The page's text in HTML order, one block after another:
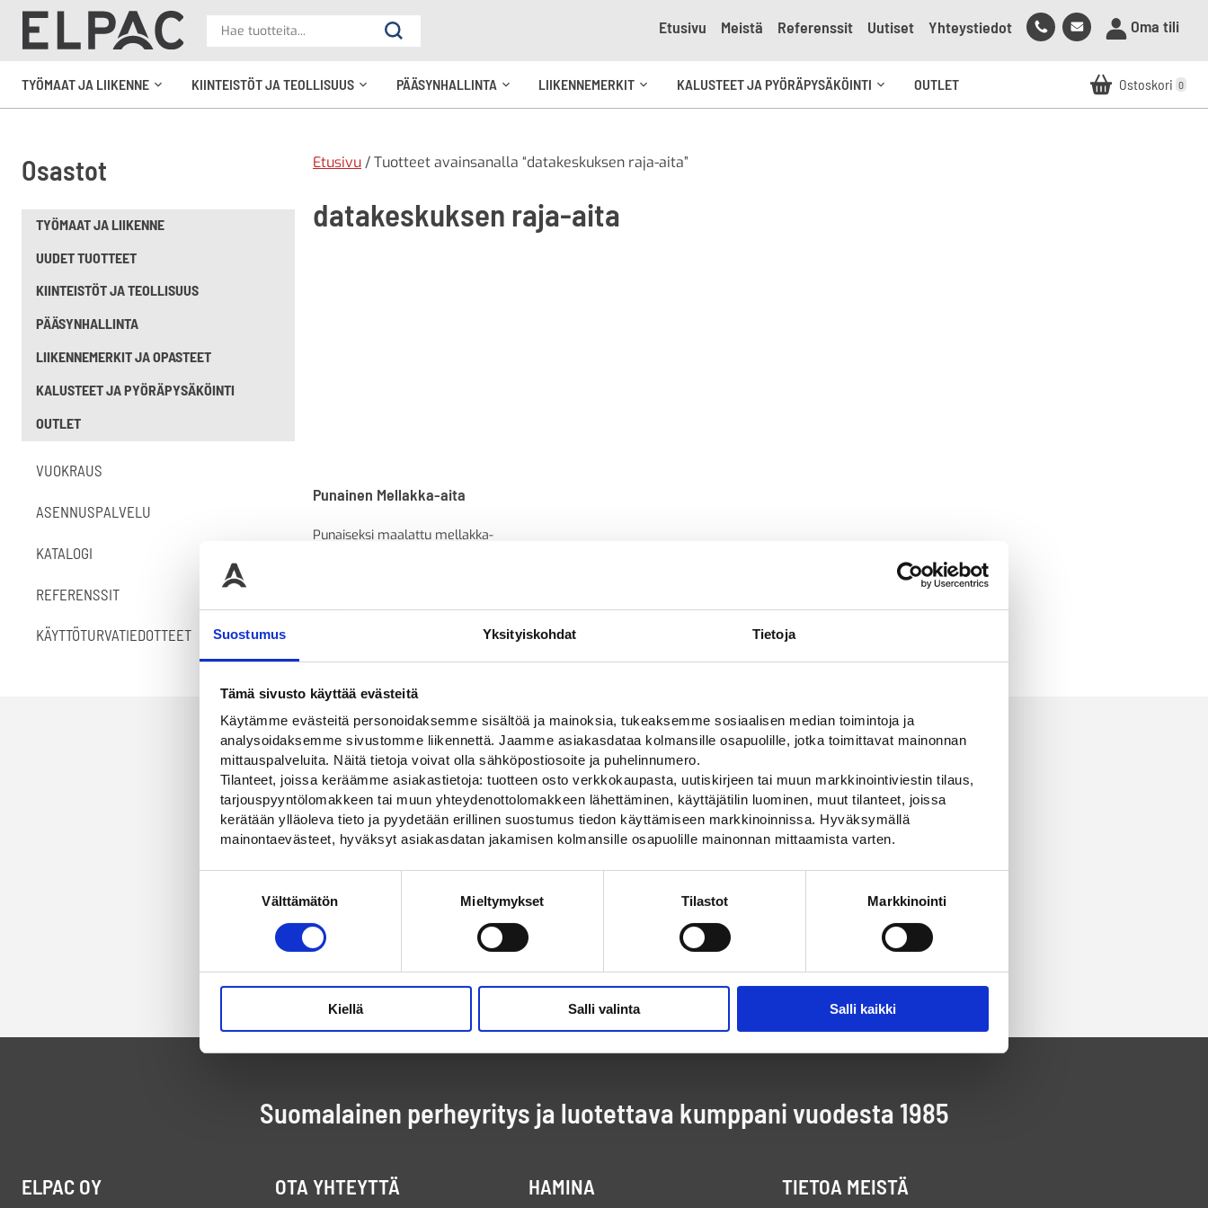
Suostumus Yksityiskohdat Tietoja
Tämä sivusto käyttää evästeitä
Käytämme evästeitä personoidaksemme sisältöä ja mainoksia, tukeaksemme sosiaalisen median toimintoja ja
analysoidaksemme sivustomme liikennettä. Jaamme asiakasdataa kolmansille osapuolille, jotka toimittavat mainonnan
mittauspalveluita. Näitä tietoja voivat olla sähköpostiosoite ja puhelinnumero.
Tilanteet, joissa keräämme asiakastietoja: tuotteen osto verkkokaupasta, uutiskirjeen tai muun markkinointiviestin tilaus,
tarjouspyyntölomakkeen tai muun yhteydenottolomakkeen lähettäminen, käyttäjätilin luominen, muut tilanteet, joissa
kerätään ylläoleva tieto ja pyydetään erillinen suostumus tiedon käyttämiseen markkinoinnissa. Hyväksymällä
mainontaevästeet, hyväksyt asiakasdatan jakamisen kolmansille osapuolille mainonnan mittaamista varten.
Välttämätön Mieltymykset Tilastot Markkinointi
Kiellä Salli valinta Salli kaikki
Hae
Hae
Etusivu Meistä Referenssit Uutiset Yhteystiedot
Soita
meille
Lähetä
meille
Oma tili
TYÖMAAT JA LIIKENNE
KIINTEISTÖT JA TEOLLISUUS
PÄÄSYNHALLINTA
LIIKENNEMERKIT
KALUSTEET JA PYÖRÄPYSÄKÖINTI
OUTLET Ostoskori 0
Osastot
TYÖMAAT JA LIIKENNE
UUDET TUOTTEET
KIINTEISTÖT JA TEOLLISUUS
PÄÄSYNHALLINTA
LIIKENNEMERKIT JA OPASTEET
KALUSTEET JA PYÖRÄPYSÄKÖINTI
OUTLET
VUOKRAUS
ASENNUSPALVELU
KATALOGI
REFERENSSIT
KÄYTTÖTURVATIEDOTTEET
Etusivu / Tuotteet avainsanalla “datakeskuksen raja-aita”
datakeskuksen raja-aita
Punainen Mellakka-aita
Punaiseksi maalattu mellakka-
Alan parhaat merkit
Suomalainen perheyritys ja luotettava kumppani vuodesta 1985
ELPAC OY OTA YHTEYTTÄ HAMINA TIETOA MEISTÄ